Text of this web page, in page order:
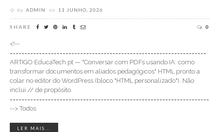
by ADMIN on 11 JUNHO, 2026
SHARE 0
<!--
===================================================================
ARTIGO EducaTech.pt — "Conversar com PDFs usando IA: como
transformar documentos em aliados pedagógicos" HTML pronto a
colar no editor do WordPress (bloco "HTML personalizado"). Não
inclui // de propósito.
====================================================================
--> Todos
LER MAIS...